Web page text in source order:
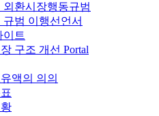
외환시장행동규범
규범 이행선언서
이트
구조 개선 Portal
액의 의의